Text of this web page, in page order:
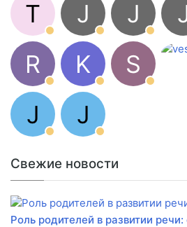
T J J
R
K S
J
J
Свежие новости
Роль родителей в развитии